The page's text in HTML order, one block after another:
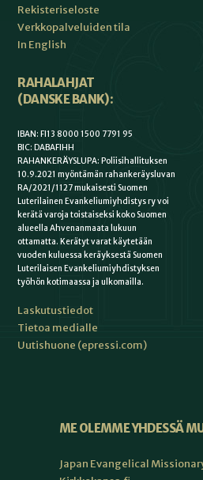
Rekisteriseloste
Verkkopalveluiden tila
In English
RAHALAHJAT
(DANSKE BANK):
IBAN: FI13 8000 1500 7791 95
BIC: DABAFIHH
RAHANKERÄYSLUPA: Poliisihallituksen
10.9.2021 myöntämän rahankeräysluvan
RA/2021/1127 mukaisesti Suomen
Luterilainen Evankeliumiyhdistys ry voi
kerätä varoja toistaiseksi koko Suomen
alueella Ahvenanmaata lukuun
ottamatta. Kerätyt varat käytetään
vuoden kuluessa keräyksestä Suomen
Luterilaisen Evankeliumiyhdistyksen
työhön kotimaassa ja ulkomailla.
Laskutustiedot
Tietoa medialle
Uutishuone (epressi.com)
ME OLEMME YHDESSÄ
Japan Evangelical